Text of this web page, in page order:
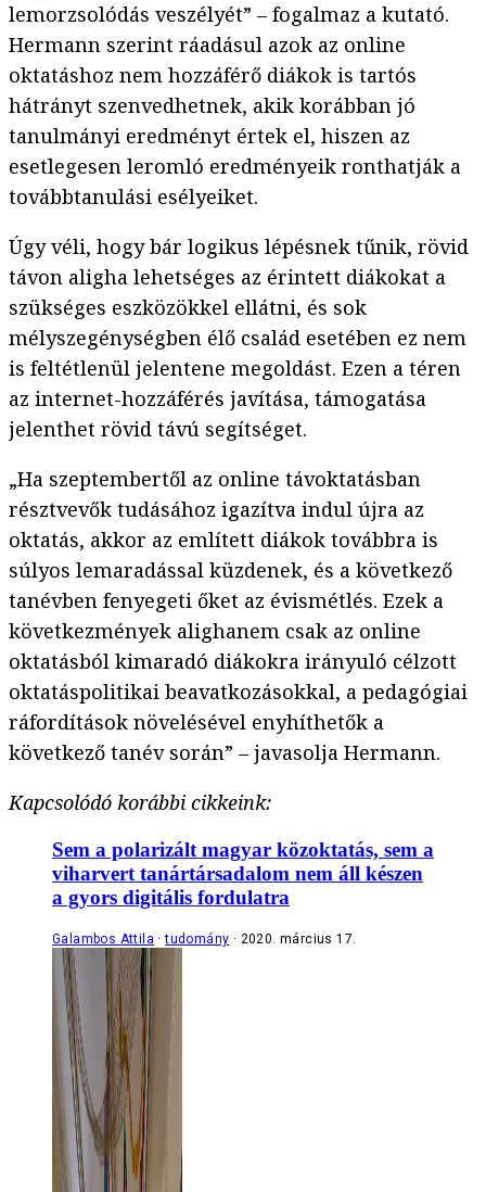
lemorzsolódás veszélyét” – fogalmaz a kutató.
Hermann szerint ráadásul azok az online
oktatáshoz nem hozzáférő diákok is tartós
hátrányt szenvedhetnek, akik korábban jó
tanulmányi eredményt értek el, hiszen az
esetlegesen leromló eredményeik ronthatják a
továbbtanulási esélyeiket.
Úgy véli, hogy bár logikus lépésnek tűnik, rövid
távon aligha lehetséges az érintett diákokat a
szükséges eszközökkel ellátni, és sok
mélyszegénységben élő család esetében ez nem
is feltétlenül jelentene megoldást. Ezen a téren
az internet-hozzáférés javítása, támogatása
jelenthet rövid távú segítséget.
„Ha szeptembertől az online távoktatásban
résztvevők tudásához igazítva indul újra az
oktatás, akkor az említett diákok továbbra is
súlyos lemaradással küzdenek, és a következő
tanévben fenyegeti őket az évismétlés. Ezek a
következmények alighanem csak az online
oktatásból kimaradó diákokra irányuló célzott
oktatáspolitikai beavatkozásokkal, a pedagógiai
ráfordítások növelésével enyhíthetők a
következő tanév során” – javasolja Hermann.
Kapcsolódó korábbi cikkeink:
Sem a polarizált magyar közoktatás, sem a
viharvert tanártársadalom nem áll készen
a gyors digitális fordulatra
Galambos Attila tudomány 2020. március 17.